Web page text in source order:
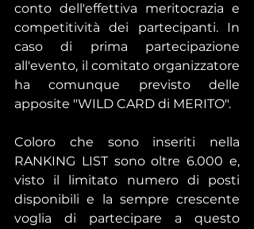
conto dell'effettiva meritocrazia e
competitività dei partecipanti. In
caso di prima partecipazione
all'evento, il comitato organizzatore
ha comunque previsto delle
apposite "WILD CARD di MERITO".
Coloro che sono inseriti nella
RANKING LIST sono oltre 6.000 e,
visto il limitato numero di posti
disponibili e la sempre crescente
voglia di partecipare a questo